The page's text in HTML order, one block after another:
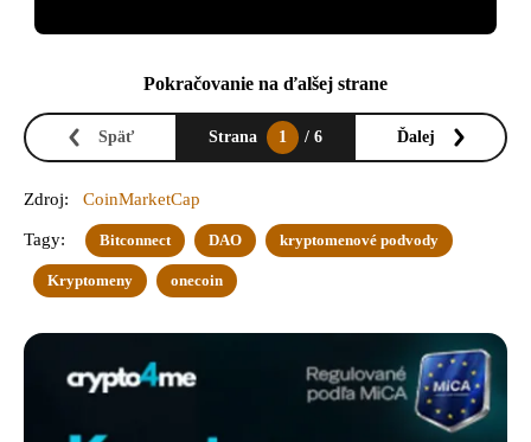
Pokračovanie na ďalšej strane
Späť Strana 1 / 6 Ďalej
Zdroj: CoinMarketCap
Tagy: Bitconnect DAO kryptomenové podvody
Kryptomeny onecoin